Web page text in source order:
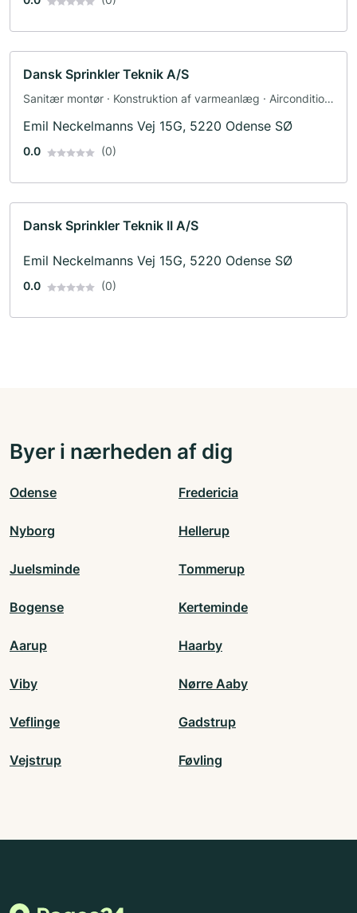
Dansk Sprinkler Teknik A/S
Sanitær montør · Konstruktion af varmeanlæg · Aircondition
Emil Neckelmanns Vej 15G, 5220 Odense SØ
0.0 (0)
Dansk Sprinkler Teknik II A/S
Emil Neckelmanns Vej 15G, 5220 Odense SØ
0.0 (0)
Byer i nærheden af dig
Odense Fredericia
Nyborg Hellerup
Juelsminde Tommerup
Bogense Kerteminde
Aarup Haarby
Viby Nørre Aaby
Veflinge Gadstrup
Vejstrup Føvling